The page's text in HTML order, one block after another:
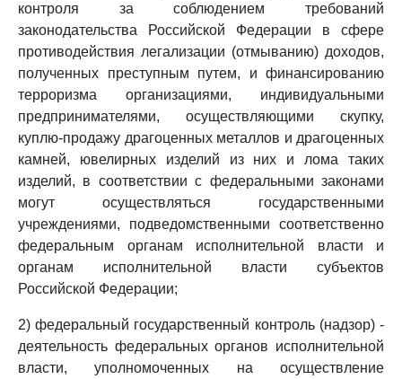
контроля за соблюдением требований
законодательства Российской Федерации в сфере
противодействия легализации (отмыванию) доходов,
полученных преступным путем, и финансированию
терроризма организациями, индивидуальными
предпринимателями, осуществляющими скупку,
куплю-продажу драгоценных металлов и драгоценных
камней, ювелирных изделий из них и лома таких
изделий, в соответствии с федеральными законами
могут осуществляться государственными
учреждениями, подведомственными соответственно
федеральным органам исполнительной власти и
органам исполнительной власти субъектов
Российской Федерации;
2) федеральный государственный контроль (надзор) -
деятельность федеральных органов исполнительной
власти, уполномоченных на осуществление